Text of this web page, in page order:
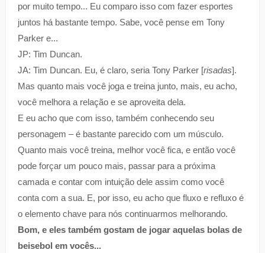
por muito tempo... Eu comparo isso com fazer esportes
juntos há bastante tempo. Sabe, você pense em Tony
Parker e...
JP: Tim Duncan.
JA: Tim Duncan. Eu, é claro, seria Tony Parker [risadas].
Mas quanto mais você joga e treina junto, mais, eu acho,
você melhora a relação e se aproveita dela.
E eu acho que com isso, também conhecendo seu
personagem – é bastante parecido com um músculo.
Quanto mais você treina, melhor você fica, e então você
pode forçar um pouco mais, passar para a próxima
camada e contar com intuição dele assim como você
conta com a sua. E, por isso, eu acho que fluxo e refluxo é
o elemento chave para nós continuarmos melhorando.
Bom, e eles também gostam de jogar aquelas bolas de
beisebol em vocês...